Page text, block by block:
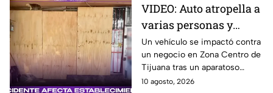
VIDEO: Auto atropella a
varias personas y
termina contra un local
en Zona Centro,
Tijuana
Un vehículo se impactó contra
un negocio en Zona Centro de
Tijuana tras un aparatoso
accidente que dejó personas
10 agosto, 2026